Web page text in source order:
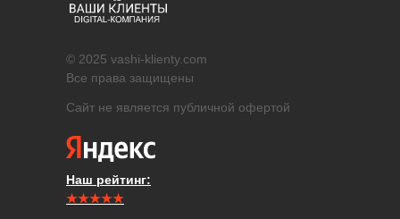
Наш рейтинг:
★★★★★
Сайт не является публичной офертой
© 2025 vashi-klienty.com
Все права защищены